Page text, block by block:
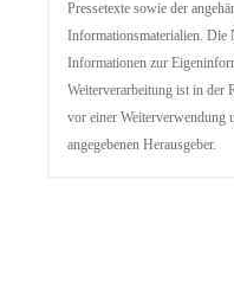
Pressetexte sowie der
Informationsmaterialien. Die
Informationen zur
Weiterverarbeitung ist in der
vor einer Weiterverwendung
angegebenen Herausgeber.